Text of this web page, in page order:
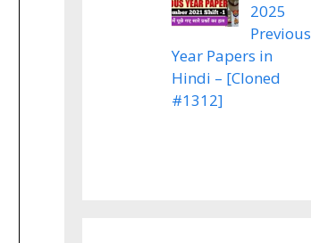
2025
Previous
Year Papers in
Hindi – [Cloned
#1312]